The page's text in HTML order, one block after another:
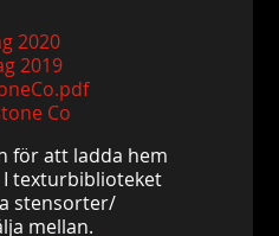
2020
2019
Co
för att ladda hem
texturbiblioteket
stensorter/
mellan.